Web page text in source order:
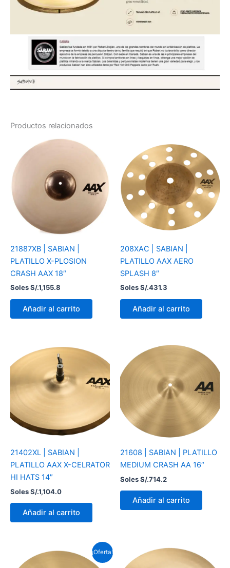
Productos relacionados
21887XB | SABIAN |
PLATILLO X-PLOSION
CRASH AAX 18″
Soles S/.1,155.8
Añadir al carrito
208XAC | SABIAN |
PLATILLO AAX AERO
SPLASH 8″
Soles S/.431.3
Añadir al carrito
21402XL | SABIAN |
PLATILLO AAX X-CELRATOR
HI HATS 14″
Soles S/.1,104.0
Añadir al carrito
21608 | SABIAN | PLATILLO
MEDIUM CRASH AA 16″
Soles S/.714.2
Añadir al carrito
¡Oferta!
El
precio
actual